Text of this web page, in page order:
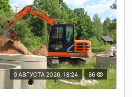
9 АВГУСТА 2026, 18:24 86